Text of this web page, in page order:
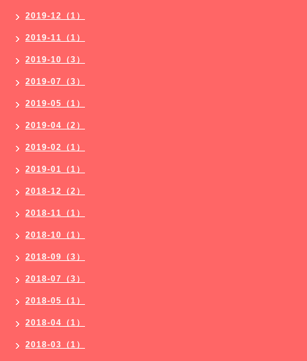
2019-12（1）
2019-11（1）
2019-10（3）
2019-07（3）
2019-05（1）
2019-04（2）
2019-02（1）
2019-01（1）
2018-12（2）
2018-11（1）
2018-10（1）
2018-09（3）
2018-07（3）
2018-05（1）
2018-04（1）
2018-03（1）